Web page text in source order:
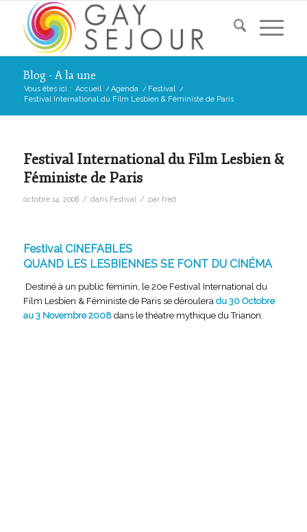
Blog - A la une
Vous êtes ici : Accueil / Agenda / Festival /
Festival International du Film Lesbien & Féministe de Paris
Festival International du Film Lesbien &
Féministe de Paris
octobre 14, 2008 / dans Festival / par fred
Festival CINEFABLES
QUAND LES LESBIENNES SE FONT DU CINÉMA
Destiné à un public féminin, le 20e Festival International du
Film Lesbien & Féministe de Paris se déroulera du 30 Octobre
au 3 Novembre 2008dans le théatre mythique du Trianon.